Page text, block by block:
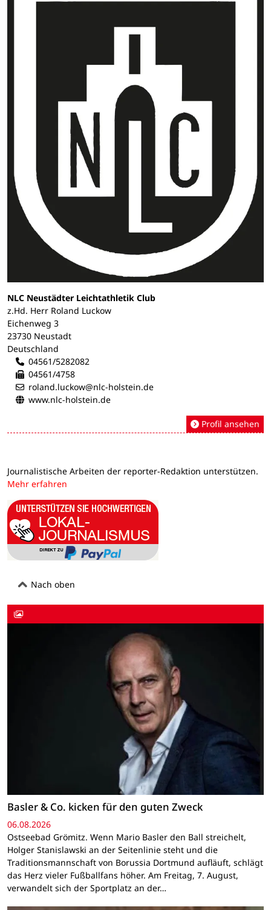
NLC Neustädter Leichtathletik Club
z.Hd. Herr Roland Luckow
Eichenweg 3
23730 Neustadt
Deutschland
04561/5282082
04561/4758
roland.luckow@nlc-holstein.de
www.nlc-holstein.de
Profil ansehen
Journalistische Arbeiten der reporter-Redaktion unterstützen.
Mehr erfahren
Nach oben
Basler & Co. kicken für den guten Zweck
06.08.2026
Ostseebad Grömitz. Wenn Mario Basler den Ball streichelt,
Holger Stanislawski an der Seitenlinie steht und die
Traditionsmannschaft von Borussia Dortmund aufläuft, schlägt
das Herz vieler Fußballfans höher. Am Freitag, 7. August,
verwandelt sich der Sportplatz an der…